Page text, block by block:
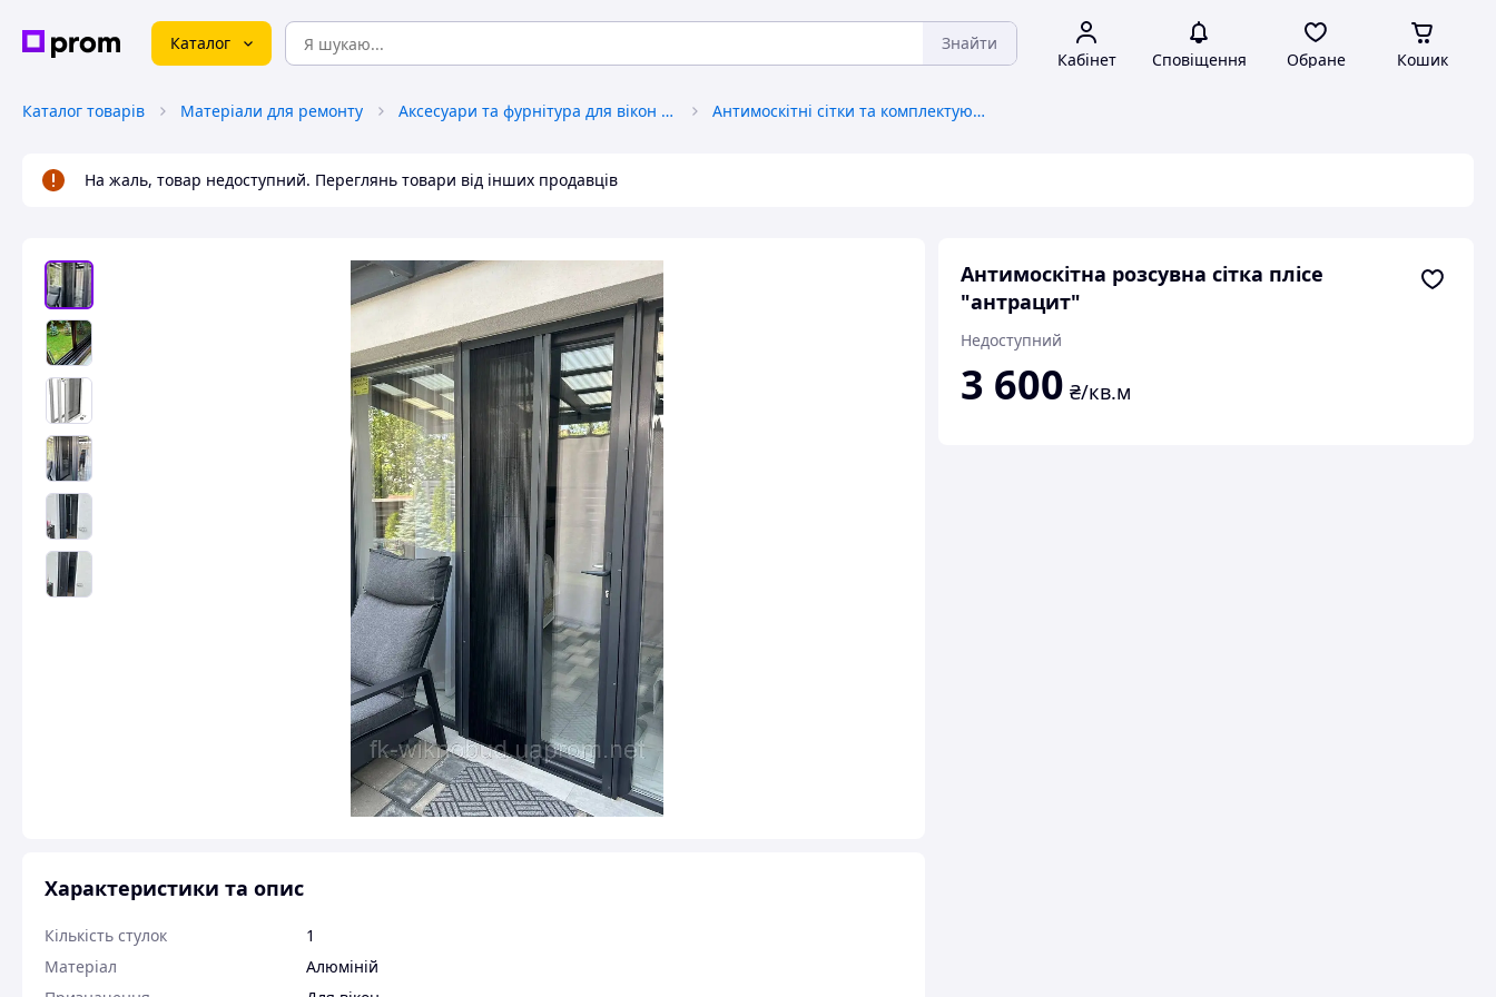
Каталог Знайти
Кабінет Сповіщення Обране Кошик
Каталог товарів Матеріали для ремонту Аксесуари та фурнітура для вікон і дверей Антимоскітні сітки та комплектуючі до них
На жаль, товар недоступний. Переглянь товари від інших продавців
Антимоскітна розсувна сітка плісе
"антрацит"
Недоступний
3 600 ₴/кв.м
Характеристики та опис
Кількість стулок
1
Матеріал
Алюміній